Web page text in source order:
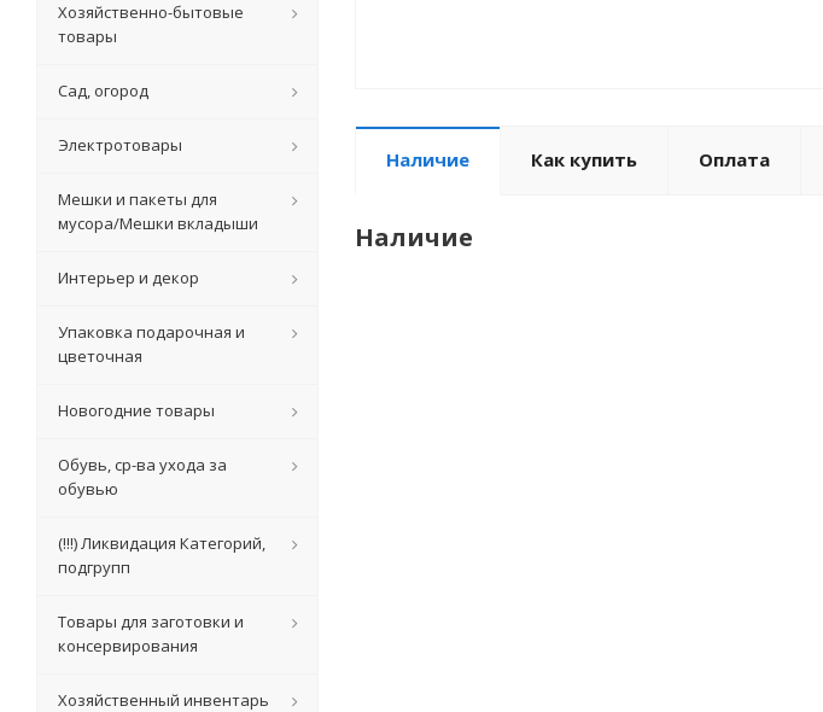
Наличие Как купить Оплата
Наличие
Хозяйственно-бытовые
товары
Сад, огород
Электротовары
Мешки и пакеты для
мусора/Мешки вкладыши
Интерьер и декор
Упаковка подарочная и
цветочная
Новогодние товары
Обувь, ср-ва ухода за
обувью
(!!!) Ликвидация Категорий,
подгрупп
Товары для заготовки и
консервирования
Хозяйственный инвентарь